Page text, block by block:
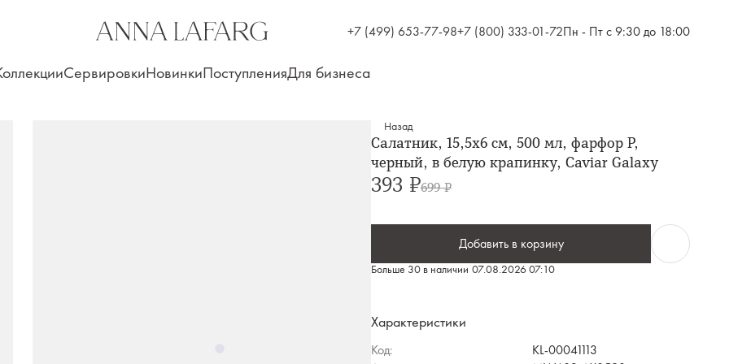
+7 (499) 653-77-98+7 (800) 333-01-72Пн - Пт с 9:30 до 18:00
СервировкиНовинкиПоступленияДля бизнеса
Назад
Салатник, 15,5х6 см, 500 мл, фарфор P,
черный, в белую крапинку, Caviar Galaxy
393 ₽699 ₽
Больше 30 в наличии 07.08.2026 07:10
Добавить в корзину
Характеристики
Код:
KL-00041113